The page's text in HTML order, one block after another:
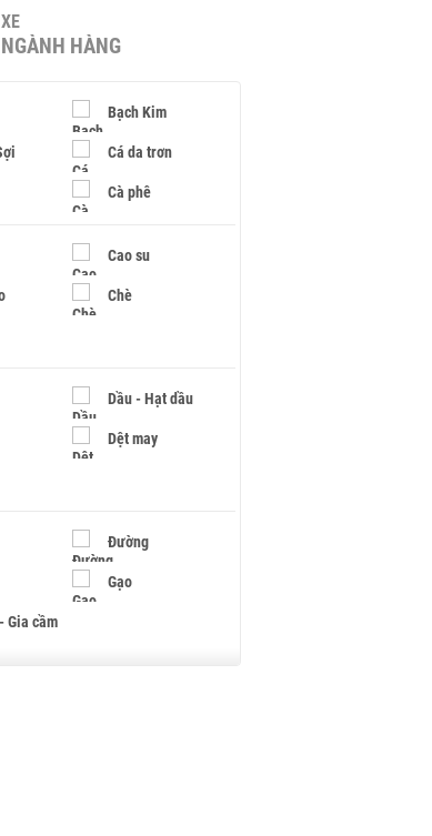
XE
HÀNG
Bạch Kim
Cá da trơn
Cà phê
Cao su
Chè
Dầu - Hạt dầu
Dệt may
Đường
Gạo
Gia cầm